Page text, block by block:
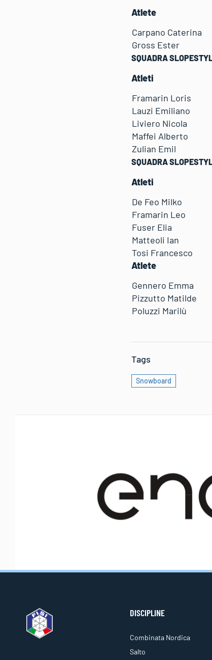
Atlete
Carpano
Gross Ester
SQUADRA
Atleti
Framarin
Lauzi Emiliano
Liviero Nicola
Maffei Alberto
Zulian Emil
SQUADRA
Atleti
De Feo
Framarin Leo
Fuser Elia
Matteoli Ian
Tosi Francesco
Atlete
Gennero Emma
Pizzutto Matilde
Poluzzi
Tags
Snowboard
DISCIPLINE
Combinata Nordica
Salto